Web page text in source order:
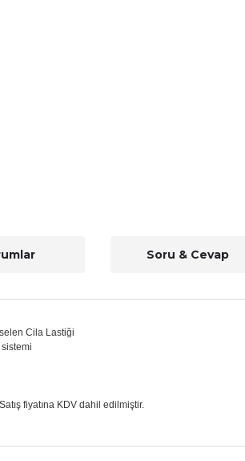
Soru & Cevap
Cila Lastiği
fiyatına KDV dahil edilmiştir.